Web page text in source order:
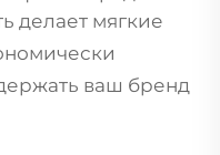
делает мягкие
ваш бренд